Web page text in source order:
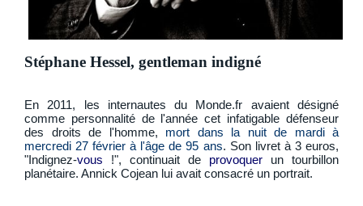
Stéphane Hessel, gentleman indigné
En 2011, les internautes du Monde.fr avaient désigné
comme personnalité de l'année cet infatigable défenseur
des droits de l'homme, mort dans la nuit de mardi à
mercredi 27 février à l'âge de 95 ans. Son livret à 3 euros,
"Indignez-vous !", continuait de provoquer un tourbillon
planétaire. Annick Cojean lui avait consacré un portrait.